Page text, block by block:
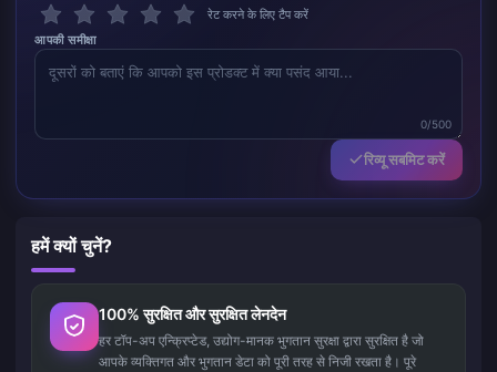
रेट करने के लिए टैप करें
आपकी समीक्षा
0/500
रिव्यू सबमिट करें
हमें क्यों चुनें?
100% सुरक्षित और सुरक्षित लेनदेन
हर टॉप-अप एन्क्रिप्टेड, उद्योग-मानक भुगतान सुरक्षा द्वारा सुरक्षित है जो
आपके व्यक्तिगत और भुगतान डेटा को पूरी तरह से निजी रखता है। पूरे